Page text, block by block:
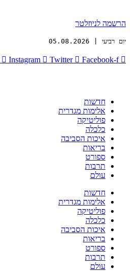
הרשמה לניוזלטר
יום רביעי | 05.08.2026
Instagram Twitter Facebook-f
חדשות
אלימות מגדרית
פוליטיקה
כלכלה
איכות הסביבה
בריאות
ספורט
תרבות
עולם
חדשות
אלימות מגדרית
פוליטיקה
כלכלה
איכות הסביבה
בריאות
ספורט
תרבות
עולם